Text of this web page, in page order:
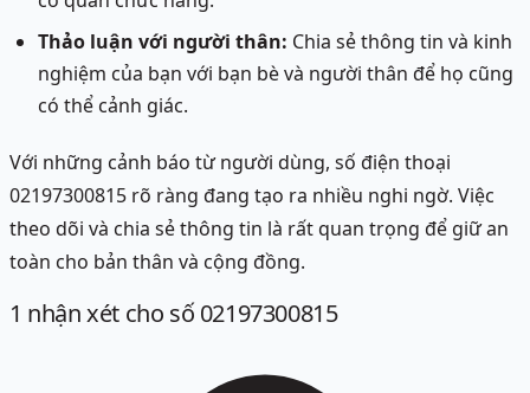
Thảo luận với người thân: Chia sẻ thông tin và kinh
nghiệm của bạn với bạn bè và người thân để họ cũng
có thể cảnh giác.
Với những cảnh báo từ người dùng, số điện thoại
02197300815 rõ ràng đang tạo ra nhiều nghi ngờ. Việc
theo dõi và chia sẻ thông tin là rất quan trọng để giữ an
toàn cho bản thân và cộng đồng.
1 nhận xét cho số 02197300815